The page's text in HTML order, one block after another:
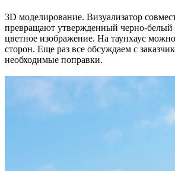
3D моделирование. Визуализатор
превращают утвержденный черно-белый
цветное изображение. На таунхаус
сторон. Еще раз все обсуждаем с
необходимые поправки.